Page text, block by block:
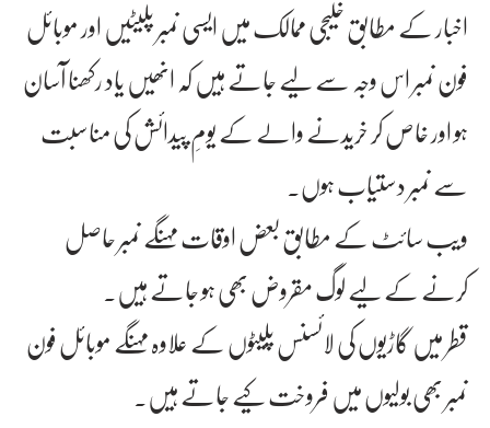
اخبار کے مطابق خلیجی ممالک میں ایسی نمبر پلیٹیں اور موبائل
فون نمبر اس وجہ سے لیے جاتے ہیں کہ انھیں یاد رکھنا آسان
ہو اور خاص کر خریدنے والے کے یومِ پیدائش کی مناسبت
سے نمبر دستیاب ہوں۔
ویب سائٹ کے مطابق بعض اوقات مہنگے نمبر حاصل
کرنے کے لیے لوگ مقروض بھی ہو جاتے ہیں۔
قطر میں گاڑیوں کی لائسنس پلیٹوں کے علاوہ مہنگے موبائل فون
نمبر بھی بولیوں میں فروخت کیے جاتے ہیں۔